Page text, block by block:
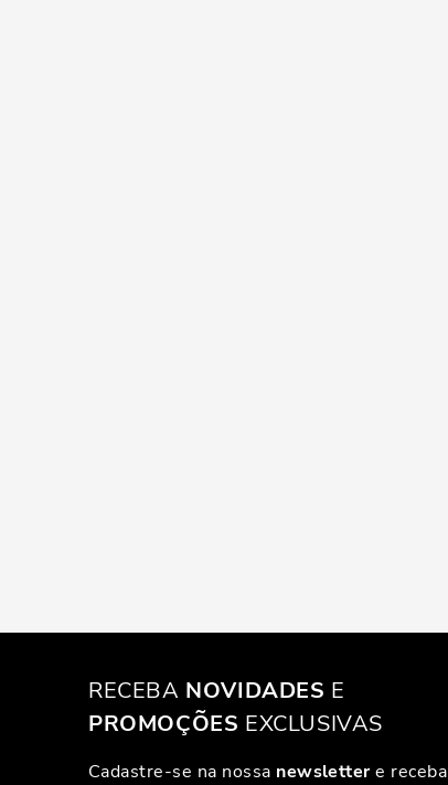
RECEBA NOVIDADES E
PROMOÇÕES EXCLUSIVAS
Cadastre-se na nossa newslettere receba